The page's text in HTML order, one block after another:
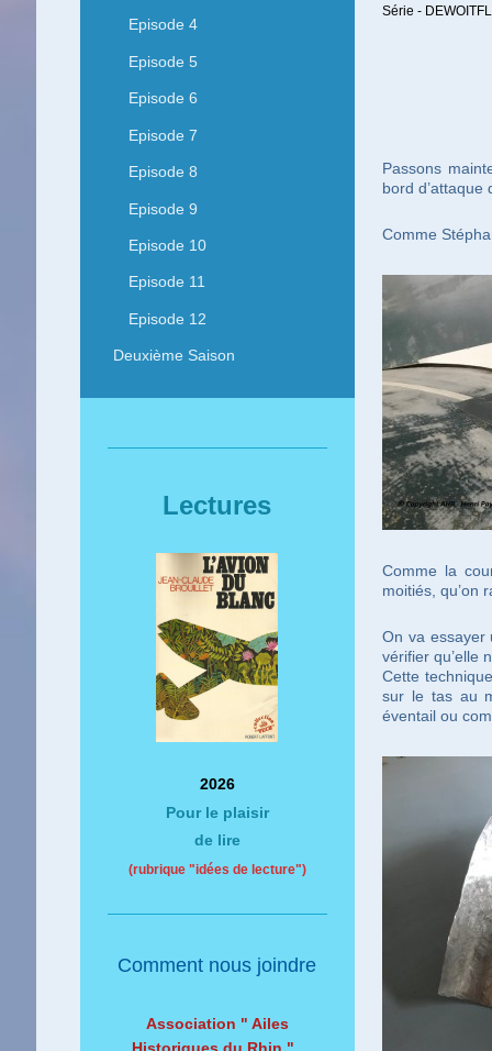
Série -
Passons
bord d’attaque
Comme
Comme la
moitiés, qu’on
On va essayer
vérifier qu’elle
Cette
sur le tas au
éventail ou
Episode 4
Episode 5
Episode 6
Episode 7
Episode 8
Episode 9
Episode 10
Episode 11
Episode 12
Deuxième Saison
Lectures
2026
Pour le plaisir
de lire
(rubrique "idées de lecture")
Comment nous joindre
Association " Ailes